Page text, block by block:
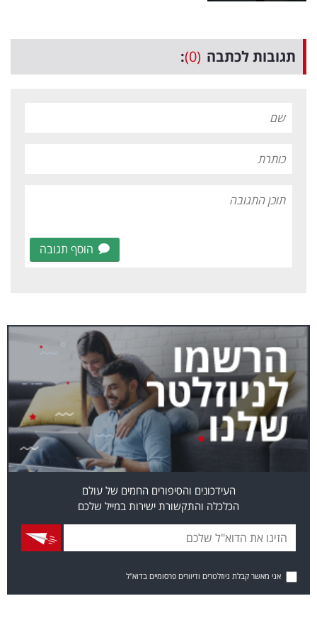
תגובות לכתבה (0)
:
הוסף תגובה
העידכונים והסיפורים החמים של עולם
הכלכלה והתקשורת ישירות במייל שלכם
אני מאשר קבלת ניוזלטרים ודיוורים פרסומיים בדוא"ל